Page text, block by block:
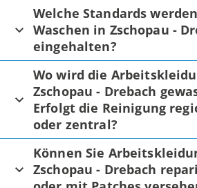
Welche Standards
Waschen in Zschopau -
eingehalten?
Wo wird die
Zschopau - Drebach
Erfolgt die Reinigung
oder zentral?
Können Sie
Zschopau - Drebach